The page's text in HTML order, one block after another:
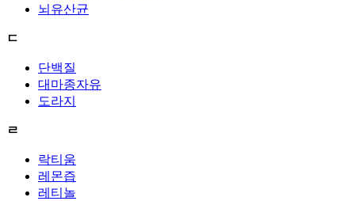
뇌유산균
ㄷ
단백질
대마종자유
도라지
ㄹ
락티움
레몬즙
레티놀